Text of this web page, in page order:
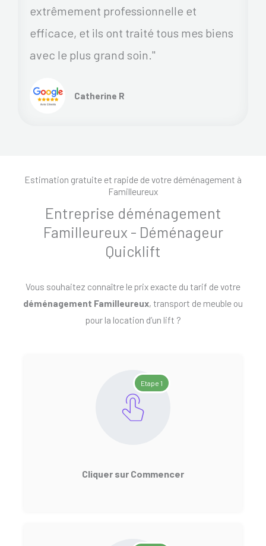
extrêmement professionnelle et
efficace, et ils ont traité tous mes biens
avec le plus grand soin."
Catherine R
Estimation gratuite et rapide de votre déménagement à
Familleureux
Entreprise déménagement
Familleureux - Déménageur
Quicklift
Vous souhaitez connaître le prix exacte du tarif de votre
déménagement Familleureux, transport de meuble ou
pour la location d’un lift ?
Etape 1
Cliquer sur Commencer